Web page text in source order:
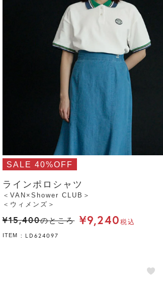
SALE 40%OFF
ラインポロシャツ
＜VAN×Shower CLUB＞
＜ウィメンズ＞
¥15,400のところ ¥9,240税込
ITEM LD624097